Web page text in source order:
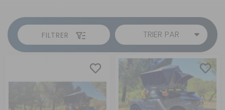
FILTRER TRIER PAR